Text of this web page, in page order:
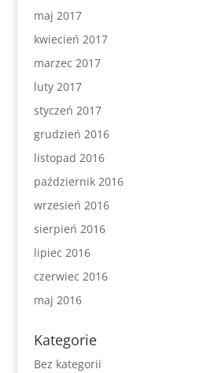
maj 2017
kwiecień 2017
marzec 2017
luty 2017
styczeń 2017
grudzień 2016
listopad 2016
październik 2016
wrzesień 2016
sierpień 2016
lipiec 2016
czerwiec 2016
maj 2016
Kategorie
Bez kategorii